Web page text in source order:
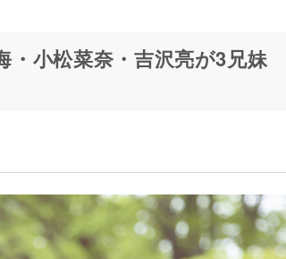
・小松菜奈・吉沢亮が3兄妹